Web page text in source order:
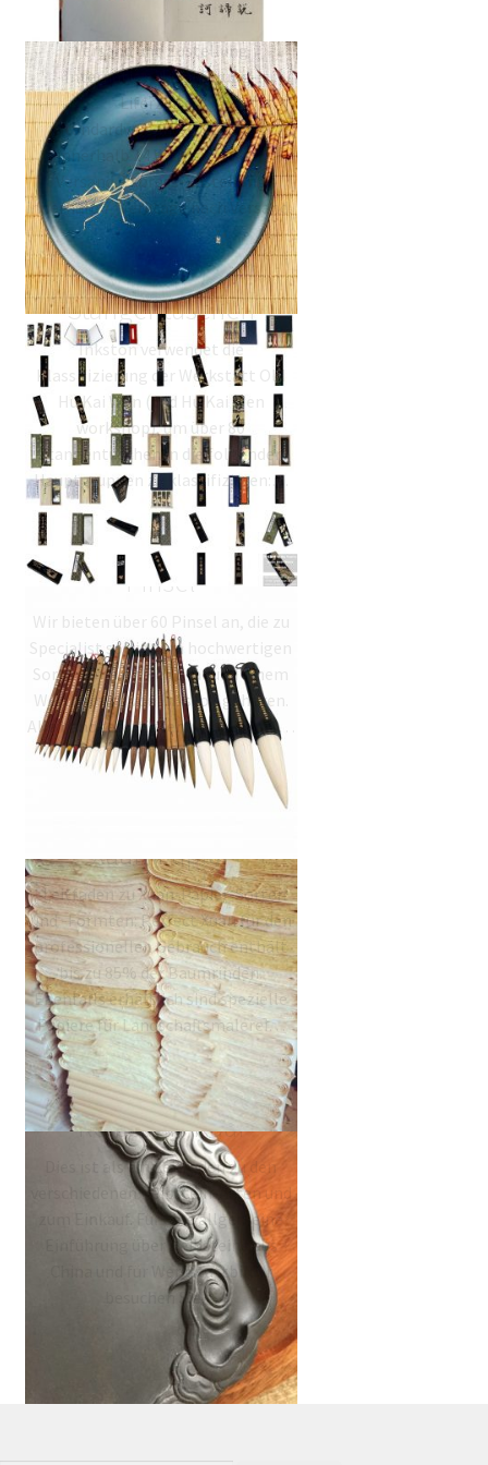
Häufig gestellte Fragen
Versand und Zustellung
Internationale Lieferung-
Liferzeiten
Standardversand:Zustellung
innerhalb 14 Werktage nach
Versand. Express-Zustellung
innerhalb 7 Werktage nach Versand.
Bitte achten Sie darauf, dass die
Zustellung aufgrund der…
Der Einkaufsführer für
Stangentuschen
Inkston verwendet die
Klassifizierung der Werkstatt Old
Hu Kai Wen (Old Hu Kai Wen
workshop), um über 80
Stangentuschen in die folgenden
Hauptgruppen zu klassifizieren:…
Der Einkaufsführer für
Pinsel
Wir bieten über 60 Pinsel an, die zu
Specialist sowie dem hochwertigen
Sortiment von Red Star und einem
Wertbereich von Inkston gehören.
Alle handgefertigten Xuan-Pinsel…
Xuan-Papier
Leitfaden zu Xuan-Papier-Sorten
und -Formten: Perfect Xuan für den
professionellen Gebrauch enthält
bis zu 85% der Baumrinden.
Ebenfalls erhältlich sind spezielle
Papiere für Landschaftsmalerei…
Leitfaden für den
Reibstein-Kauf
Dies ist als ein Leitfaden zu den
verschiedenen Reibstein-Arten und
zum Einkauf. Für eine allgemeine
Einführung über Reibsteine aus
China und für Werkstattbilder
besuchen Sie…